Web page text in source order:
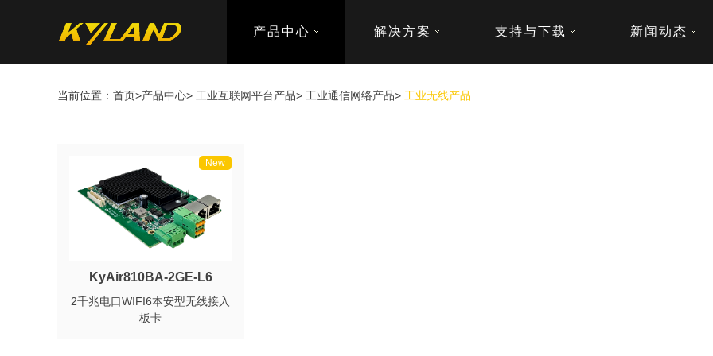
产品中心 解决方案 支持与下载 新闻动态
当前位置： 首页>产品中心> 工业互联网平台产品> 工业通信网络产品> 工业无线产品
New
KyAir810BA-2GE-L6
2千兆电口WIFI6本安型无线接入
板卡